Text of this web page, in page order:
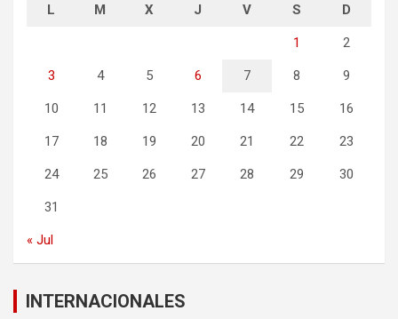
L M X J V S D
1 2
3 4 5 6 7 8 9
10 11 12 13 14 15 16
17 18 19 20 21 22 23
24 25 26 27 28 29 30
31
« Jul
INTERNACIONALES